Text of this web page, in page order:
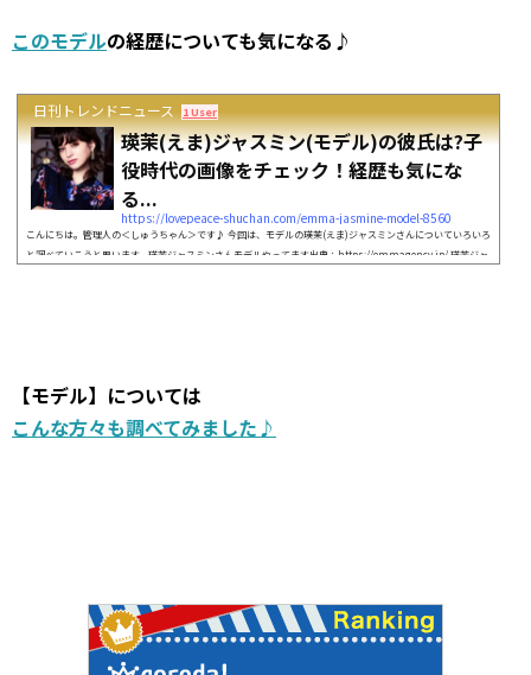
このモデルの経歴についても気になる♪
日刊トレンドニュース 1 User
瑛茉(えま)ジャスミン(モデル)の彼氏は?子
役時代の画像をチェック！経歴も気にな
る...
https://lovepeace-shuchan.com/emma-jasmine-model-8560
こんにちは。管理人の＜しゅうちゃん＞です♪ 今回は、モデルの瑛茉(えま)ジャスミンさんについていろいろ
と調べていこうと思います。瑛茉ジャスミンさんモデルやってます出典：https://emmagency.jp/ 瑛茉ジャ
【モデル】については
こんな方々も調べてみました♪